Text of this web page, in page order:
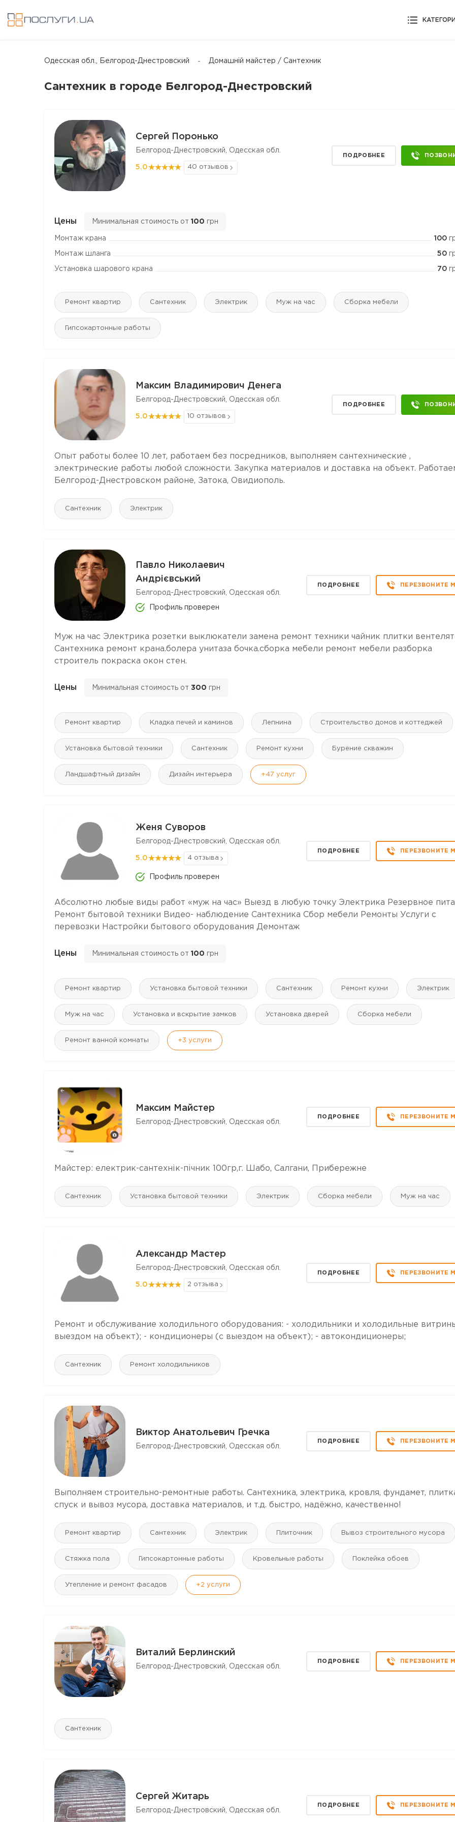
Одесская обл., Белгород-Днестровский Домашній майстер / Сантехник
Сантехник в городе Белгород-Днестровский
Сергей Поронько
Белгород-Днестровский, Одесская обл.
5.0 40 отзывов
ПОДРОБНЕЕ
Цены Минимальная стоимость от 100 грн
Монтаж крана 100
Монтаж шланга 50
Установка шарового крана 70
Ремонт квартир Сантехник Электрик Муж на час Сборка мебели
Гипсокартонные работы
Максим Владимирович Денега
Белгород-Днестровский, Одесская обл.
5.0 10 отзывов
ПОДРОБНЕЕ
Опыт работы более 10 лет, работаем без посредников, выполняем сантехнические ,
электрические работы любой сложности. Закупка материалов и доставка на объект.
Белгород-Днестровском районе, Затока, Овидиополь.
Сантехник Электрик
Павло Николаевич
Андрієвський
Белгород-Днестровский, Одесская обл.
Профиль проверен
ПОДРОБНЕЕ ПЕРЕЗВОНИТЕ
Муж на час Электрика розетки выклюкатели замена ремонт техники чайник плитки
Сантехника ремонт крана.болера унитаза бочка.сборка мебели ремонт мебели разборка
строитель покраска окон стен.
Цены Минимальная стоимость от 300 грн
Ремонт квартир Кладка печей и каминов Лепнина Строительство домов и коттеджей
Установка бытовой техники Сантехник Ремонт кухни Бурение скважин
Ландшафтный дизайн Дизайн интерьера +47 услуг
Женя Суворов
Белгород-Днестровский, Одесская обл.
5.0 4 отзыва
Профиль проверен
ПОДРОБНЕЕ ПЕРЕЗВОНИТЕ
Абсолютно любые виды работ «муж на час» Выезд в любую точку Электрика Резервное
Ремонт бытовой техники Видео- наблюдение Сантехника Сбор мебели Ремонты Услуги с
перевозки Настройки бытового оборудования Демонтаж
Цены Минимальная стоимость от 100 грн
Ремонт квартир Установка бытовой техники Сантехник Ремонт кухни Электрик
Муж на час Установка и вскрытие замков Установка дверей Сборка мебели
Ремонт ванной комнаты +3 услуги
Максим Майстер
Белгород-Днестровский, Одесская обл.
ПОДРОБНЕЕ ПЕРЕЗВОНИТЕ
Майстер: електрик-сантехнік-пічник 100гр,г. Шабо, Салгани, Прибережне
Сантехник Установка бытовой техники Электрик Сборка мебели Муж на час
Александр Мастер
Белгород-Днестровский, Одесская обл.
5.0 2 отзыва
ПОДРОБНЕЕ ПЕРЕЗВОНИТЕ
Ремонт и обслуживание холодильного оборудования: - холодильники и холодильные
выездом на объект); - кондиционеры (с выездом на объект); - автокондиционеры;
Сантехник Ремонт холодильников
Виктор Анатольевич Гречка
Белгород-Днестровский, Одесская обл.
ПОДРОБНЕЕ ПЕРЕЗВОНИТЕ
Выполняем строительно-ремонтные работы. Сантехника, электрика, кровля, фундамет,
спуск и вывоз мусора, доставка материалов, и т.д. быстро, надёжно, качественно!
Ремонт квартир Сантехник Электрик Плиточник Вывоз строительного мусора
Стяжка пола Гипсокартонные работы Кровельные работы Поклейка обоев
Утепление и ремонт фасадов +2 услуги
Виталий Берлинский
Белгород-Днестровский, Одесская обл.
ПОДРОБНЕЕ ПЕРЕЗВОНИТЕ
Сантехник
Сергей Житарь
Белгород-Днестровский, Одесская обл.
ПОДРОБНЕЕ ПЕРЕЗВОНИТЕ